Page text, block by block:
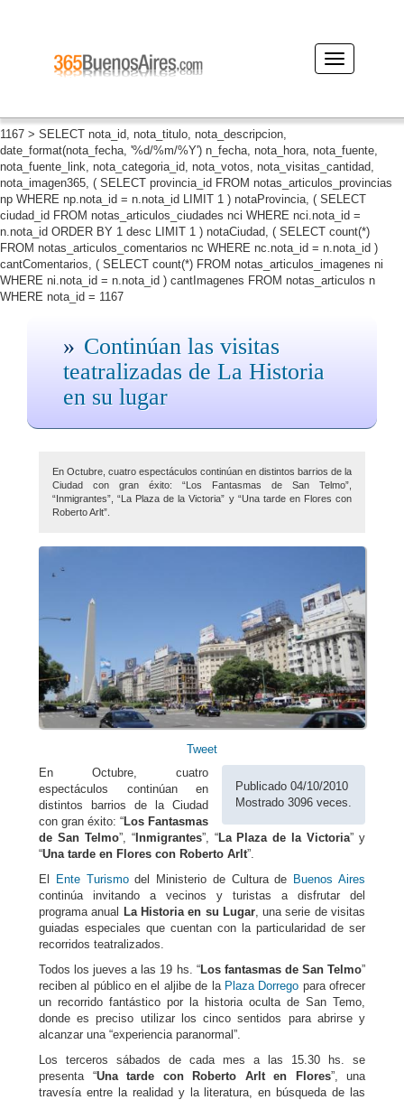
1167 > SELECT nota_id, nota_titulo, nota_descripcion,
date_format(nota_fecha, '%d/%m/%Y') n_fecha, nota_hora, nota_fuente,
nota_fuente_link, nota_categoria_id, nota_votos, nota_visitas_cantidad,
nota_imagen365, ( SELECT provincia_id FROM notas_articulos_provincias
np WHERE np.nota_id = n.nota_id LIMIT 1 ) notaProvincia, ( SELECT
ciudad_id FROM notas_articulos_ciudades nci WHERE nci.nota_id =
n.nota_id ORDER BY 1 desc LIMIT 1 ) notaCiudad, ( SELECT count(*)
FROM notas_articulos_comentarios nc WHERE nc.nota_id = n.nota_id )
cantComentarios, ( SELECT count(*) FROM notas_articulos_imagenes ni
WHERE ni.nota_id = n.nota_id ) cantImagenes FROM notas_articulos n
WHERE nota_id = 1167
Desplegar
navegación
Continúan las visitas
teatralizadas de La Historia
en su lugar
En Octubre, cuatro espectáculos continúan en distintos barrios de la
Ciudad con gran éxito: “Los Fantasmas de San Telmo”,
“Inmigrantes”, “La Plaza de la Victoria” y “Una tarde en Flores con
Roberto Arlt”.
Tweet
Publicado 04/10/2010
Mostrado 3096 veces.
En Octubre, cuatro
espectáculos continúan en
distintos barrios de la Ciudad
con gran éxito: “Los Fantasmas
de San Telmo”, “Inmigrantes”, “La Plaza de la Victoria” y
“Una tarde en Flores con Roberto Arlt”.
El Ente Turismodel Ministerio de Cultura de Buenos Aires
continúa invitando a vecinos y turistas a disfrutar del
programa anual La Historia en su Lugar, una serie de visitas
guiadas especiales que cuentan con la particularidad de ser
recorridos teatralizados.
Todos los jueves a las 19 hs. “Los fantasmas de San Telmo”
reciben al público en el aljibe de la Plaza Dorrego para ofrecer
un recorrido fantástico por la historia oculta de San Temo,
donde es preciso utilizar los cinco sentidos para abrirse y
alcanzar una “experiencia paranormal”.
Los terceros sábados de cada mes a las 15.30 hs. se
presenta “Una tarde con Roberto Arlt en Flores”, una
travesía entre la realidad y la literatura, en búsqueda de las